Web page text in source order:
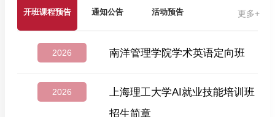
开班课程预告 通知公告 活动预告 更多+
2026 南洋管理学院学术英语定向班
2026
上海理工大学AI就业技能培训班
招生简章